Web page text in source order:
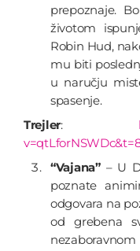
prepoznaje.
životom
Robin Hud,
mu biti
u naručju
spasenje.
Trejler:
“Vajana” – U
poznate
odgovara na
od grebena